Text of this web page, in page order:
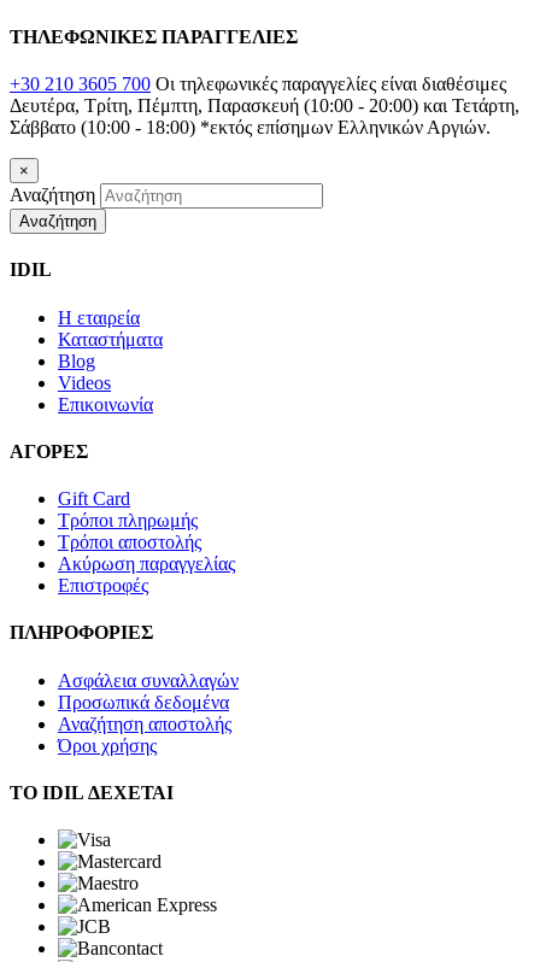
ΤΗΛΕΦΩΝΙΚΕΣ ΠΑΡΑΓΓΕΛΙΕΣ
+30 210 3605 700 Οι τηλεφωνικές παραγγελίες είναι διαθέσιμες
Δευτέρα, Τρίτη, Πέμπτη, Παρασκευή (10:00 - 20:00) και Τετάρτη,
Σάββατο (10:00 - 18:00) *εκτός επίσημων Ελληνικών Αργιών.
×
Αναζήτηση
Αναζήτηση
IDIL
Η εταιρεία
Καταστήματα
Blog
Videos
Επικοινωνία
ΑΓΟΡΕΣ
Gift Card
Τρόποι πληρωμής
Τρόποι αποστολής
Ακύρωση παραγγελίας
Επιστροφές
ΠΛΗΡΟΦΟΡΙΕΣ
Ασφάλεια συναλλαγών
Προσωπικά δεδομένα
Αναζήτηση αποστολής
Όροι χρήσης
ΤΟ IDIL ΔΕΧΕΤΑΙ